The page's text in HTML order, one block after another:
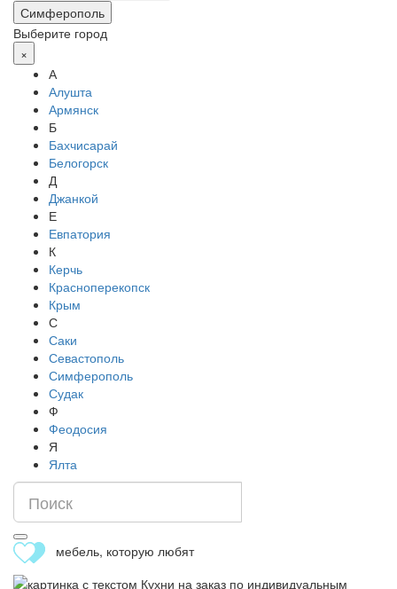
Симферополь
Выберите город
×
А
Алушта
Армянск
Б
Бахчисарай
Белогорск
Д
Джанкой
Е
Евпатория
К
Керчь
Красноперекопск
Крым
С
Саки
Севастополь
Симферополь
Судак
Ф
Феодосия
Я
Ялта
мебель, которую любят